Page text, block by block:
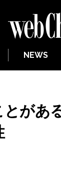
NEWS
とがあ